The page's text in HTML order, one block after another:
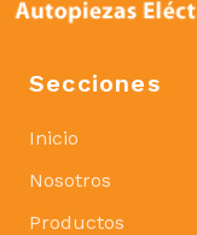
Secciones
Inicio
Nosotros
Productos